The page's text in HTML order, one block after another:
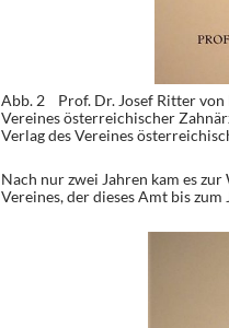
Abb. 2 Prof. Dr. Josef Ritter von
Vereines österreichischer
Verlag des Vereines
Nach nur zwei Jahren kam es zur
Vereines, der dieses Amt bis zum